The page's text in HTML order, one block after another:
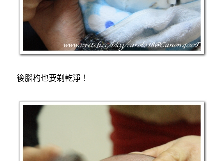
後腦杓也要剃乾淨！